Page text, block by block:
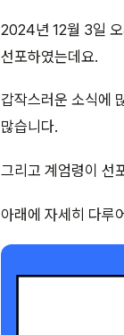
2024년 12월 3일 오
선포하였는데요.
갑작스러운 소식에
많습니다.
그리고 계엄령이 선
아래에 자세히 다루